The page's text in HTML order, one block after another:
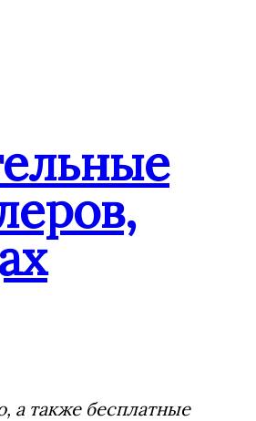
а также бесплатные